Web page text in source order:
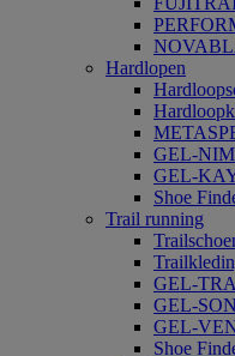
Hardlopen
GEL-
GEL-
Shoe
Trail running
GEL-
GEL-
GEL-
Shoe